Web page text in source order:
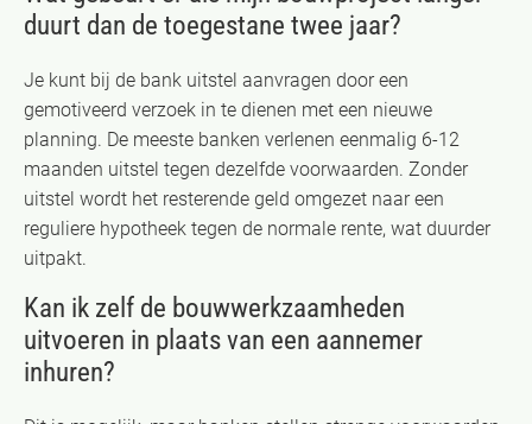
duurt dan de toegestane twee jaar?
Je kunt bij de bank uitstel aanvragen door een
gemotiveerd verzoek in te dienen met een nieuwe
planning. De meeste banken verlenen eenmalig 6-12
maanden uitstel tegen dezelfde voorwaarden. Zonder
uitstel wordt het resterende geld omgezet naar een
reguliere hypotheek tegen de normale rente, wat duurder
uitpakt.
Kan ik zelf de bouwwerkzaamheden
uitvoeren in plaats van een aannemer
inhuren?